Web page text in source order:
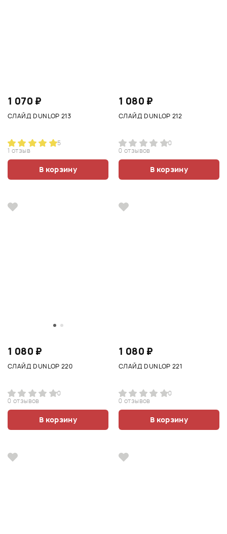
1 070 ₽
СЛАЙД DUNLOP 213
5
1 отзыв
В корзину
1 080 ₽
СЛАЙД DUNLOP 212
0
0 отзывов
В корзину
1 080 ₽
СЛАЙД DUNLOP 220
0
0 отзывов
В корзину
1 080 ₽
СЛАЙД DUNLOP 221
0
0 отзывов
В корзину